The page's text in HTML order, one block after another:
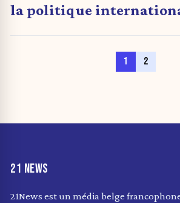
la politique
1 2
21 NEWS
21News est un média belge